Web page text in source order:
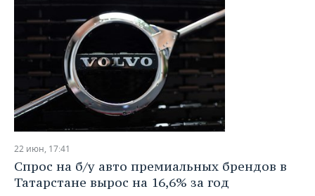
22 июн, 17:41
Спрос на б/у авто премиальных брендов в
Татарстане вырос на 16,6% за год